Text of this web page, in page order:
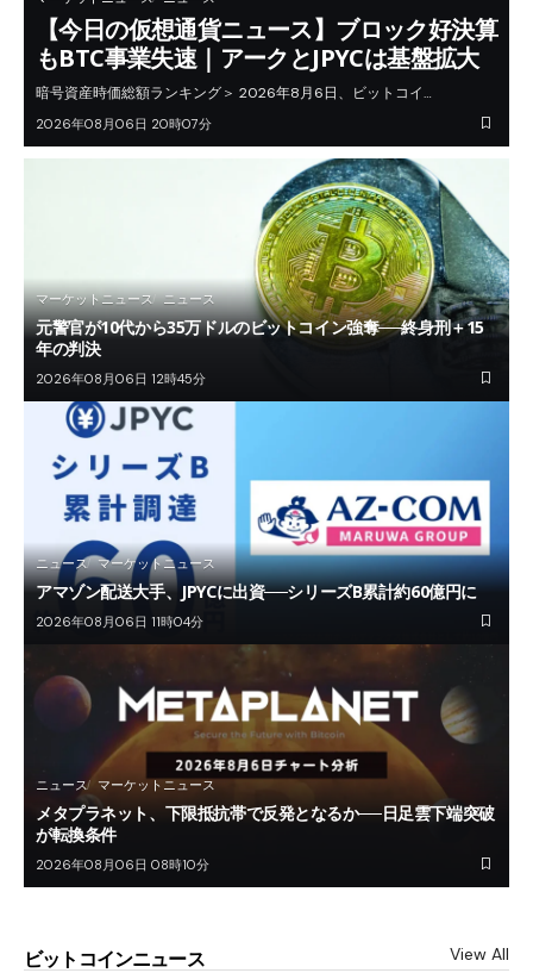
【今日の仮想通貨ニュース】ブロック好決算
もBTC事業失速｜アークとJPYCは基盤拡大
暗号資産時価総額ランキング＞ 2026年8月6日、ビットコイ…
2026年08月06日 20時07分
マーケットニュース ニュース
元警官が10代から35万ドルのビットコイン強奪──終身刑＋15
年の判決
2026年08月06日 12時45分
ニュース マーケットニュース
アマゾン配送大手、JPYCに出資──シリーズB累計約60億円に
2026年08月06日 11時04分
ニュース マーケットニュース
メタプラネット、下限抵抗帯で反発となるか──日足雲下端突破
が転換条件
2026年08月06日 08時10分
ビットコインニュース View All